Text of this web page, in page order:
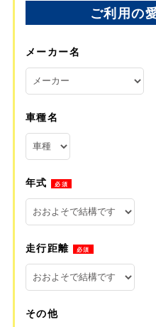
ご利用の
メーカー名
車種名
年式 必須
走行距離 必須
その他